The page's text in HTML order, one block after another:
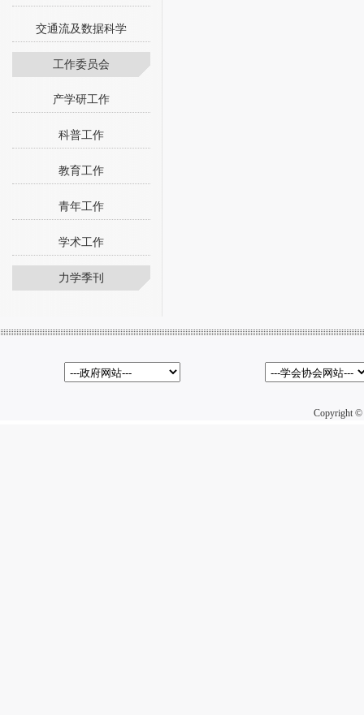
交通流及数据科学
工作委员会
产学研工作
科普工作
教育工作
青年工作
学术工作
力学季刊
Copyright ©